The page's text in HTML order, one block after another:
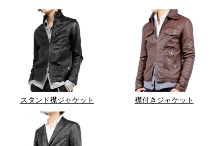
スタンド襟ジャケット 襟付きジャケット